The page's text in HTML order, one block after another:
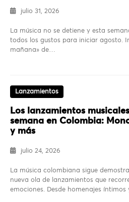
julio 31, 2026
La música no se detiene y esta
todos los gustos para iniciar agosto.
mañana» de…
Lanzamientos
Los lanzamientos
semana en Colombia:
y más
julio 24, 2026
La música colombiana sigue
nueva ola de lanzamientos que
emociones. Desde homenajes íntimos